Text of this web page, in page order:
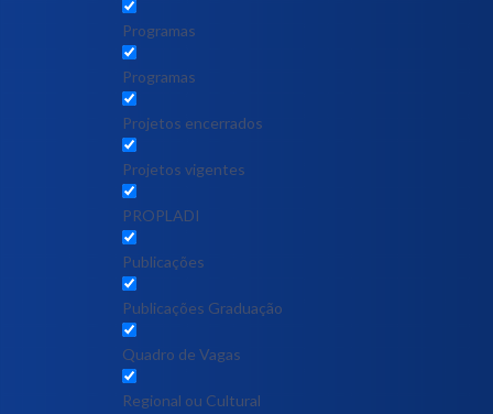
Programas
Programas
Projetos encerrados
Projetos vigentes
PROPLADI
Publicações
Publicações Graduação
Quadro de Vagas
Regional ou Cultural